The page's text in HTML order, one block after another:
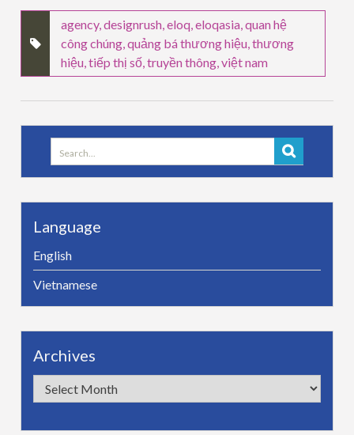
agency,designrush,eloq,eloqasia,quan hệ
công chúng,quảng bá thương hiệu,thương
hiệu,tiếp thị số,truyền thông,việt nam
Search
for:
Language
English
Vietnamese
Archives
Archives